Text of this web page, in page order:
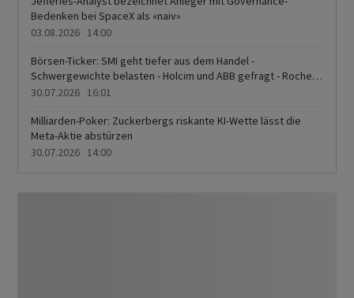
Bedenken bei SpaceX als «naiv»
03.08.2026 14:00
Börsen-Ticker: SMI geht tiefer aus dem Handel -
Schwergewichte belasten - Holcim und ABB gefragt - Roche
und Novartis belasten - Perrot Duval im Höhenrausch
30.07.2026 16:01
Milliarden-Poker: Zuckerbergs riskante KI-Wette lässt die
Meta-Aktie abstürzen
30.07.2026 14:00